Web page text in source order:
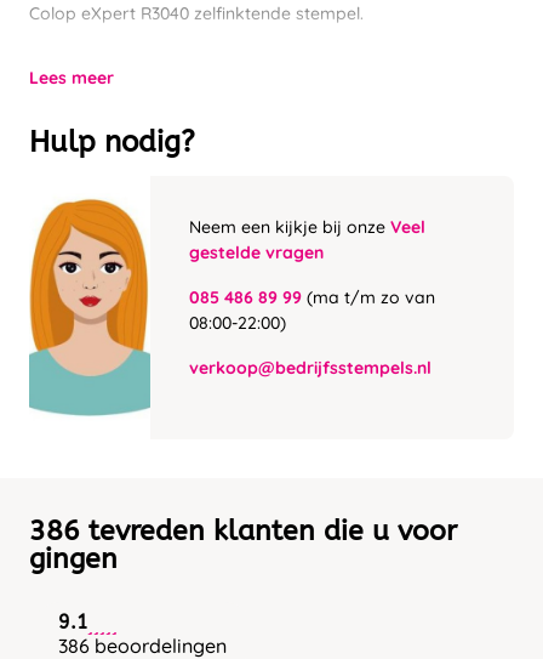
Colop eXpert R3040 zelfinktende stempel.
Lees meer
Hulp nodig?
Neem een kijkje bij onze Veel
gestelde vragen
085 486 89 99 (ma t/m zo van
08:00-22:00)
verkoop@bedrijfsstempels.nl
386 tevreden klanten die u voor
gingen
9.1
386 beoordelingen